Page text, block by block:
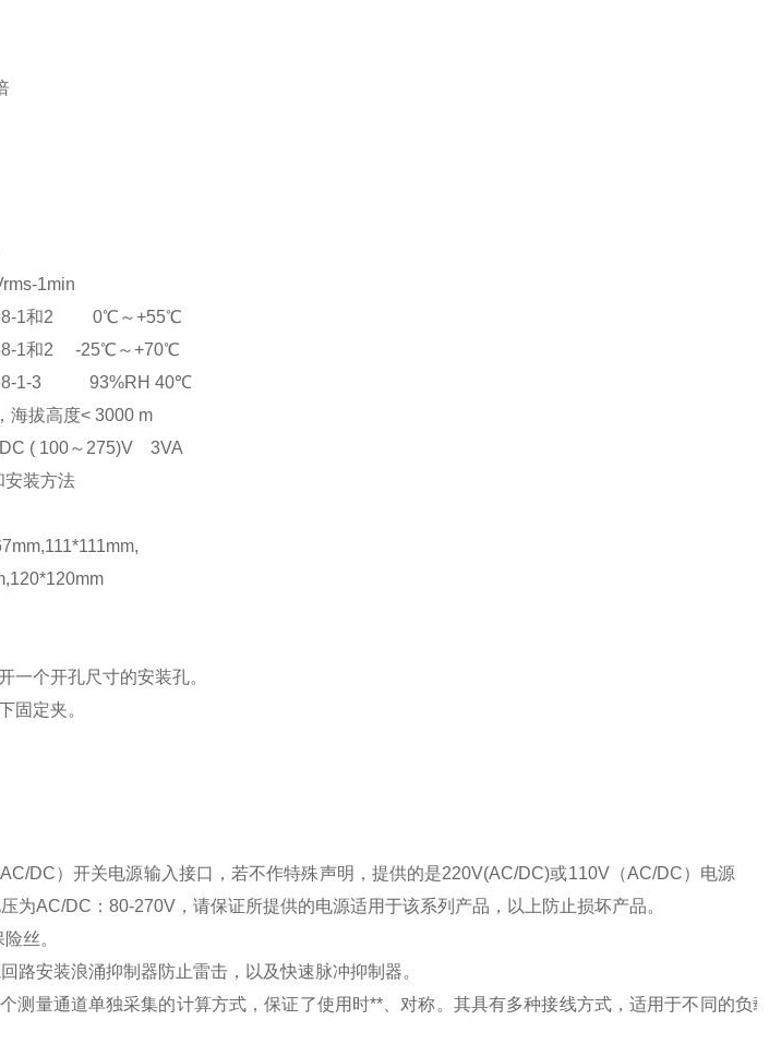
1min
1和2 0℃～+55℃
1和2 -25℃～+70℃
1-3 93%RH 40℃
海拔高度< 3000 m
( 100～275)V 3VA
安装方法
一个开孔尺寸的安装孔。
固定夹。
AC/DC）开关电源输入接口，若不作特殊声明，提供的是220V(AC/DC)或110V（AC/DC）电源
为AC/DC ： 80-270V ，请保证所提供的电源适用于该系列产品，以上防止损坏产品。
丝。
路安装浪涌抑制器防止雷击，以及快速脉冲抑制器。
测量通道单独采集的计算方式，保证了使用时**、对称。其具有多种接线方式，适用于不同的负载